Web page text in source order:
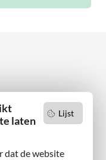
Lijst
laten
dat de website